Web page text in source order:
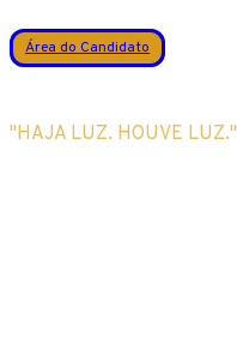
Área do Candidato
"HAJA LUZ. HOUVE LUZ."